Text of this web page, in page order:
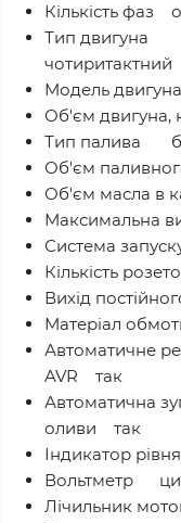
Кількість фаз
Тип двигуна
чотиритактний
Модель
Об'єм двигуна,
Тип палива
Об'єм
Об'єм масла в
Максимальна
Система
Кількість
Вихід
Матеріал
Автоматичне
AVR так
Автоматична
оливи так
Індикатор
Вольтметр
Лічильник